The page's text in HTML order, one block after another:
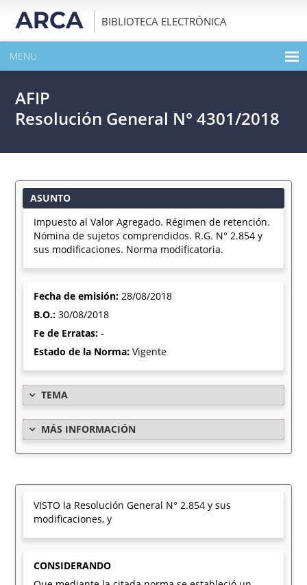
BIBLIOTECA ELECTRÓNICA
MENU
EXPANDIR TODO EL CONTENIDO DE LA PUBLICACIÓN
AFIP
Resolución General N° 4301/2018
ASUNTO
Impuesto al Valor Agregado. Régimen de retención.
Nómina de sujetos comprendidos. R.G. N° 2.854 y
sus modificaciones. Norma modificatoria.
Fecha de emisión:28/08/2018
B.O.:30/08/2018
Fe de Erratas:-
Estado de la Norma:Vigente
TEMA
MÁS INFORMACIÓN
VISTO la Resolución General N° 2.854 y sus
modificaciones, y
CONSIDERANDO